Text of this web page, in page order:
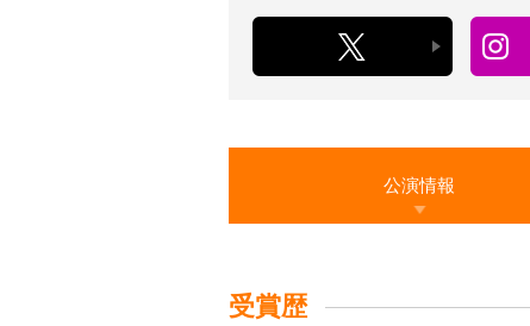
公演情報
受賞歴